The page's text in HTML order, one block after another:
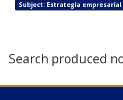
Subject: Estrategia empresarial
Search produced